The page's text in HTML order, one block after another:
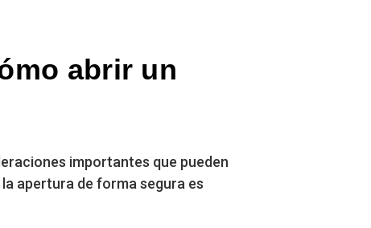
abrir un
importantes que pueden
apertura de forma segura es